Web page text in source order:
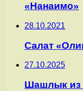
«Нанаимо»
28.10.2021
Салат
27.10.2025
Шашлык из